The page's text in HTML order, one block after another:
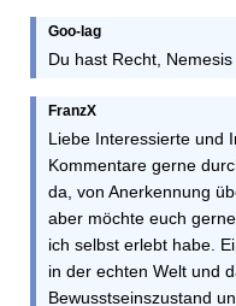
Goo-lag
Du hast Recht, Nemesis
FranzX
Liebe Interessierte und
Kommentare gerne
da, von Anerkennung
aber möchte euch
ich selbst erlebt habe.
in der echten Welt und
Bewusstseinszustand